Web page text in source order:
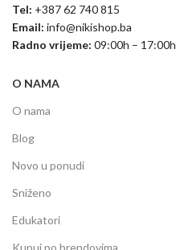
Tel: +387 62 740 815
Email: info@nikishop.ba
Radno vrijeme: 09:00h – 17:00h
O NAMA
O nama
Blog
Novo u ponudi
Sniženo
Edukatori
Kupuj po brendovima